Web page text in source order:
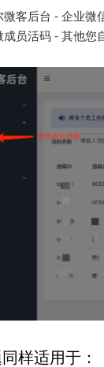
微客后台 - 企业微
成员活码 - 其他您
样适用于：